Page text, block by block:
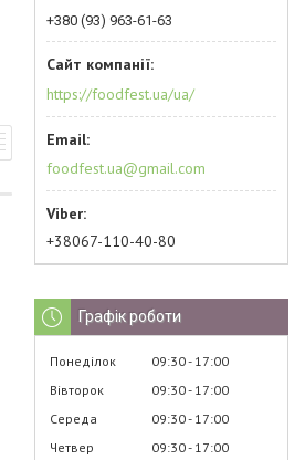
+380 (93) 963-61-63
https://foodfest.ua/ua/
foodfest.ua@gmail.com
+38067-110-40-80
Графік роботи
Понеділок 09:30 17:00
Вівторок
09:30 17:00
Середа
09:30 17:00
Четвер
09:30 17:00